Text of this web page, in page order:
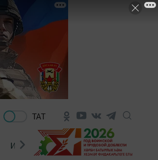
ТАТ
Из зала суда